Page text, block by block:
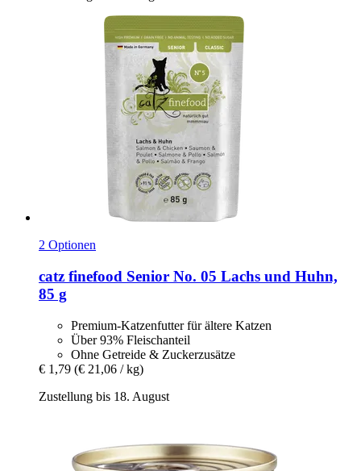
2 Optionen
catz finefood Senior No. 05 Lachs und Huhn,
85 g
Premium-Katzenfutter für ältere Katzen
Über 93% Fleischanteil
Ohne Getreide & Zuckerzusätze
€ 1,79 (€ 21,06 / kg)
Zustellung bis 18. August